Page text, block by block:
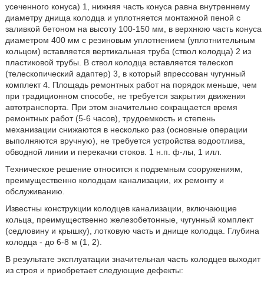
усеченного конуса) 1, нижняя часть конуса равна внутреннему
диаметру днища колодца и уплотняется монтажной пеной с
заливкой бетоном на высоту 100-150 мм, в верхнюю часть конуса
диаметром 400 мм с резиновым уплотнением (уплотнительным
кольцом) вставляется вертикальная труба (ствол колодца) 2 из
пластиковой трубы. В ствол колодца вставляется телескоп
(телескопический адаптер) 3, в который впрессован чугунный
комплект 4. Площадь ремонтных работ на порядок меньше, чем
при традиционном способе, не требуется закрытия движения
автотранспорта. При этом значительно сокращается время
ремонтных работ (5-6 часов), трудоемкость и степень
механизации снижаются в несколько раз (основные операции
выполняются вручную), не требуется устройства водоотлива,
обводной линии и перекачки стоков. 1 н.п. ф-лы, 1 илл.
Техническое решение относится к подземным сооружениям,
преимущественно колодцам канализации, их ремонту и
обслуживанию.
Известны конструкции колодцев канализации, включающие
кольца, преимущественно железобетонные, чугунный комплект
(седловину и крышку), лотковую часть и днище колодца. Глубина
колодца - до 6-8 м (1, 2).
В результате эксплуатации значительная часть колодцев выходит
из строя и приобретает следующие дефекты: